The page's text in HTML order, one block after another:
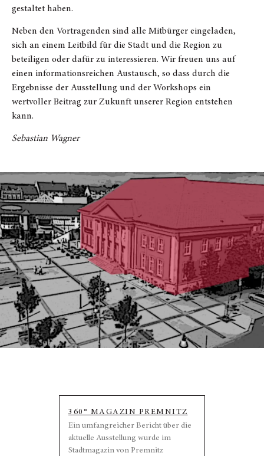
gestaltet haben.
Neben den Vortragenden sind alle Mitbürger eingeladen,
sich an einem Leitbild für die Stadt und die Region zu
beteiligen oder dafür zu interessieren. Wir freuen uns auf
einen informationsreichen Austausch, so dass durch die
Ergebnisse der Ausstellung und der Workshops ein
wertvoller Beitrag zur Zukunft unserer Region entstehen
kann.
Sebastian Wagner
360° MAGAZIN PREMNITZ
Ein umfangreicher Bericht über die
aktuelle Ausstellung wurde im
Stadtmagazin von Premnitz